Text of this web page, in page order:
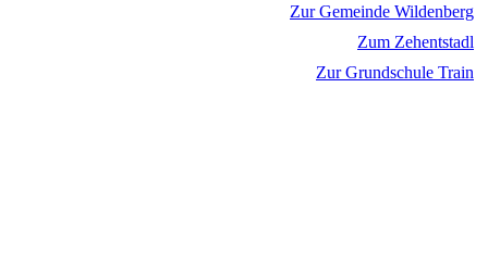
Zur Gemeinde Wildenberg
Zum Zehentstadl
Zur Grundschule Train